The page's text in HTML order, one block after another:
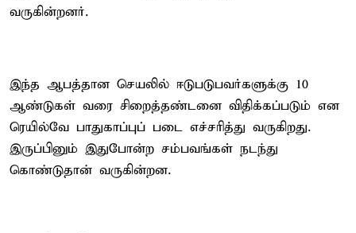
வருகின்றனர்.
இந்த ஆபத்தான செயலில் ஈடுபடுபவர்களுக்கு 10
ஆண்டுகள் வரை சிறைத்தண்டனை விதிக்கப்படும் என
ரெயில்வே பாதுகாப்புப் படை எச்சரித்து வருகிறது.
இருப்பினும் இதுபோன்ற சம்பவங்கள் நடந்து
கொண்டுதான் வருகின்றன.